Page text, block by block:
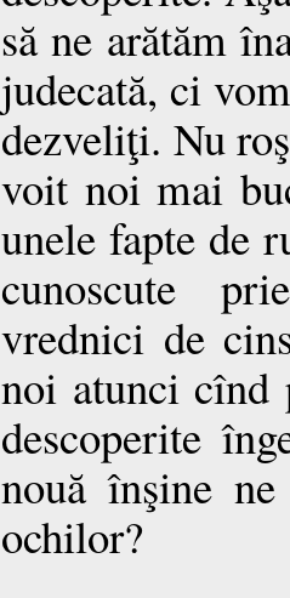
să ne arătăm
judecată, ci
dezveliţi. Nu
voit noi mai
unele fapte de
cunoscute
vrednici de
noi atunci cînd
descoperite
nouă înşine
ochilor?